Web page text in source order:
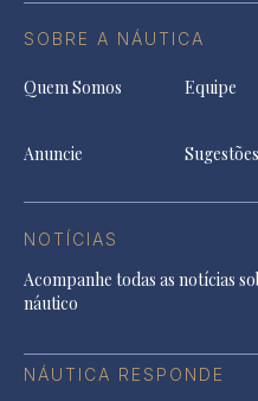
SOBRE A NÁUTICA
Quem Somos Equipe
Anuncie
NOTÍCIAS
Acompanhe todas as notícias
náutico
NÁUTICA RESPONDE